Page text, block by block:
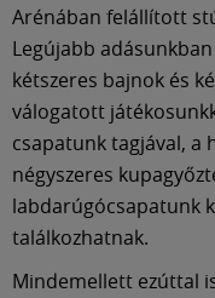
Arénában felállított
Legújabb
kétszeres bajnok és
válogatott
csapatunk tagjával, a
négyszeres
labdarúgócsapatunk
találkozhatnak.
Mindemellett ezúttal